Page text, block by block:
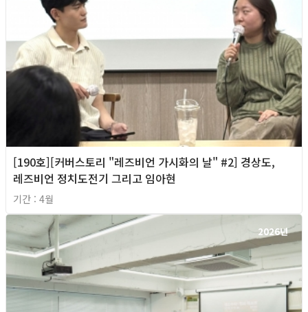
[190호][커버스토리 "레즈비언 가시화의 날" #2] 경상도,
레즈비언 정치도전기 그리고 임아현
기간 : 4월
2026년